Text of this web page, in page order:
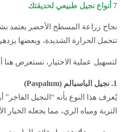
7 أنواع نجيل طبيعي لحديقتك
نجاح زراعة المسطح الأخضر يعتمد
تتحمل الحرارة الشديدة، وبعضها
لتسهيل عملية الاختيار، نستعرض
1. نجيل الباسبالم (Paspalum)
يُعرف هذا النوع بأنه “النجيل
التربة ومياه الري، مما يجعله